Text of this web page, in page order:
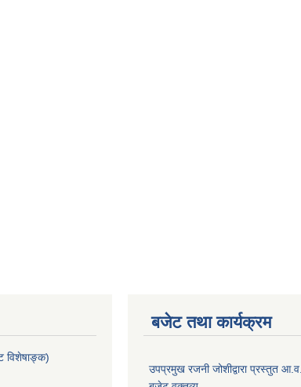
विशेषाङ्क)
बजेट तथा कार्यक्रम
उपप्रमुख रजनी जोशीद्वारा प्रस्तुत